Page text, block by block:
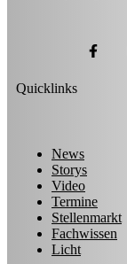
Quicklinks
News
Storys
Video
Termine
Stellenmarkt
Fachwissen
Licht